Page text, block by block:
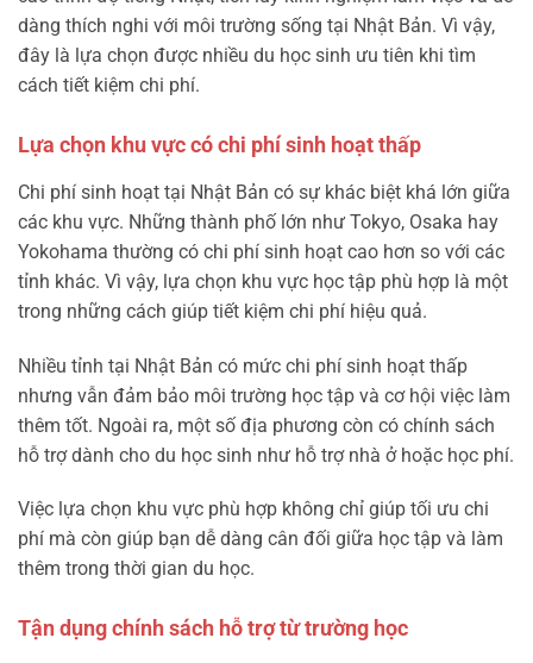
dàng thích nghi với môi trường sống tại Nhật Bản. Vì vậy,
đây là lựa chọn được nhiều du học sinh ưu tiên khi tìm
cách tiết kiệm chi phí.
Lựa chọn khu vực có chi phí sinh hoạt thấp
Chi phí sinh hoạt tại Nhật Bản có sự khác biệt khá lớn giữa
các khu vực. Những thành phố lớn như Tokyo, Osaka hay
Yokohama thường có chi phí sinh hoạt cao hơn so với các
tỉnh khác. Vì vậy, lựa chọn khu vực học tập phù hợp là một
trong những cách giúp tiết kiệm chi phí hiệu quả.
Nhiều tỉnh tại Nhật Bản có mức chi phí sinh hoạt thấp
nhưng vẫn đảm bảo môi trường học tập và cơ hội việc làm
thêm tốt. Ngoài ra, một số địa phương còn có chính sách
hỗ trợ dành cho du học sinh như hỗ trợ nhà ở hoặc học phí.
Việc lựa chọn khu vực phù hợp không chỉ giúp tối ưu chi
phí mà còn giúp bạn dễ dàng cân đối giữa học tập và làm
thêm trong thời gian du học.
Tận dụng chính sách hỗ trợ từ trường học